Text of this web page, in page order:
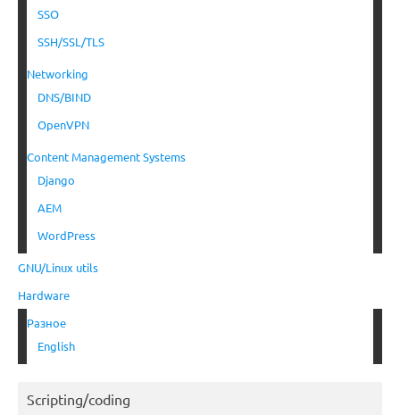
SSO
SSH/SSL/TLS
Networking
DNS/BIND
OpenVPN
Content Management Systems
Django
AEM
WordPress
GNU/Linux utils
Hardware
Разное
English
Scripting/coding